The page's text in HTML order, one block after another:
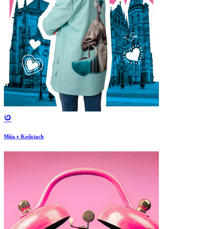
Miša v Košiciach